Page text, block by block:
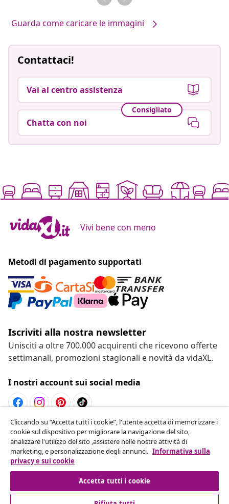
Guarda come caricare le immagini
Contattaci!
Vai al centro assistenza
Consigliato
Chatta con noi
Vivi bene con meno
Metodi di pagamento supportati
Iscriviti alla nostra newsletter
Unisciti a oltre 700.000 acquirenti che ricevono offerte
settimanali, promozioni stagionali e novità da vidaXL.
I nostri account sui social media
Recesso dal contratto
Invia una richiesta di recesso per il tuo ordine.
Recesso dal contratto
Cliccando su “Accetta tutti i cookie”, l'utente accetta di memorizzare i
cookie sul dispositivo per migliorare la navigazione del sito,
analizzare l'utilizzo del sito ,assistere nelle nostre attività di
marketing, e personalizzazione degli annunci. Informativa sulla
privacy e sui cookie
Accetta tutti i cookie